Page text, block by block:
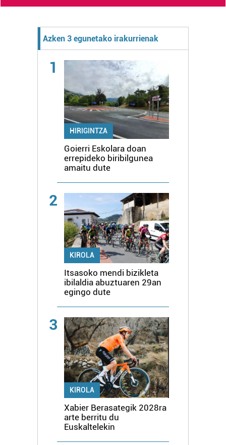
Azken 3 egunetako irakurrienak
1
HIRIGINTZA
Goierri Eskolara doan
errepideko biribilgunea
amaitu dute
2
KIROLA
Itsasoko mendi bizikleta
ibilaldia abuztuaren 29an
egingo dute
3
KIROLA
Xabier Berasategik 2028ra
arte berritu du
Euskaltelekin